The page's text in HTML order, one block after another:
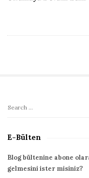
t
S
t
S
i
S
a
c
h
E-Bülten
Blog bültenine abone
gelmesini ister misiniz?